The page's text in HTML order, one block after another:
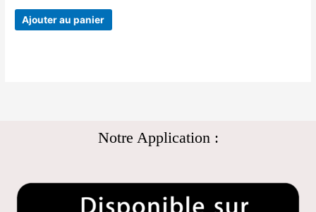
Ajouter au panier
Notre Application :